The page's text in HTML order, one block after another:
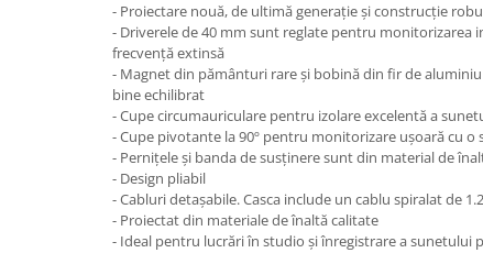
- Proiectare nouă, de ultimă generație și construcție
- Driverele de 40 mm sunt reglate pentru monitorizarea
frecvență extinsă
- Magnet din pământuri rare și bobină din fir de
bine echilibrat
- Cupe circumauriculare pentru izolare excelentă a
- Cupe pivotante la 90º pentru monitorizare ușoară cu o
- Pernițele și banda de susținere sunt din material de
- Design pliabil
- Cabluri detașabile. Casca include un cablu spiralat de
- Proiectat din materiale de înaltă calitate
- Ideal pentru lucrări în studio și înregistrare a sunetului